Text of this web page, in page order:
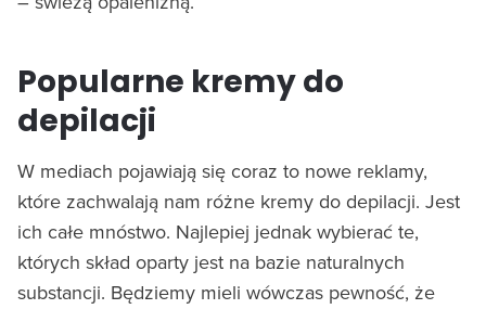
Popularne kremy do
depilacji
W mediach pojawiają się coraz to nowe reklamy,
które zachwalają nam różne kremy do depilacji. Jest
ich całe mnóstwo. Najlepiej jednak wybierać te,
których skład oparty jest na bazie naturalnych
substancji. Będziemy mieli wówczas pewność, że